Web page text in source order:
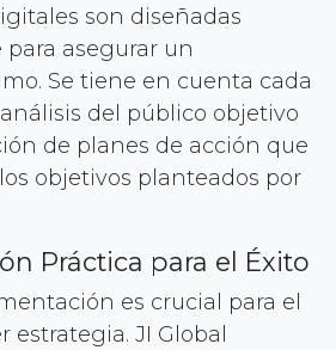
son diseñadas
asegurar un
Se tiene en cuenta cada
del público objetivo
de planes de acción que
objetivos planteados por
Práctica para el Éxito
es crucial para el
estrategia. JI Global